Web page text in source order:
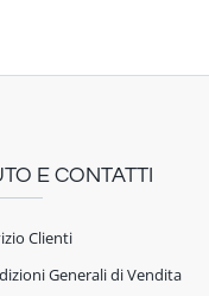
E CONTATTI
Clienti
Generali di Vendita